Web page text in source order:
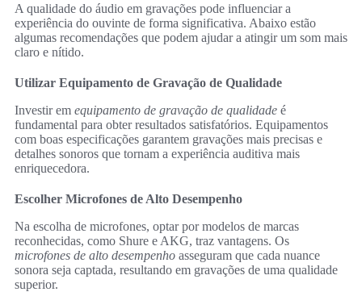
A qualidade do áudio em gravações pode influenciar a
experiência do ouvinte de forma significativa. Abaixo estão
algumas recomendações que podem ajudar a atingir um som mais
claro e nítido.
Utilizar Equipamento de Gravação de Qualidade
Investir em equipamento de gravação de qualidade é
fundamental para obter resultados satisfatórios. Equipamentos
com boas especificações garantem gravações mais precisas e
detalhes sonoros que tornam a experiência auditiva mais
enriquecedora.
Escolher Microfones de Alto Desempenho
Na escolha de microfones, optar por modelos de marcas
reconhecidas, como Shure e AKG, traz vantagens. Os
microfones de alto desempenho asseguram que cada nuance
sonora seja captada, resultando em gravações de uma qualidade
superior.